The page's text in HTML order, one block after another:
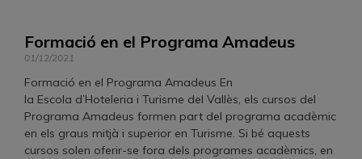
Formació en el Programa Amadeus
01/12/2021
Formació en el Programa Amadeus En
la Escola d’Hoteleria i Turisme del Vallès, els cursos del
Programa Amadeus formen part del programa acadèmic
en els graus mitjà i superior en Turisme. Si bé aquests
cursos solen oferir-se fora dels programes acadèmics, en